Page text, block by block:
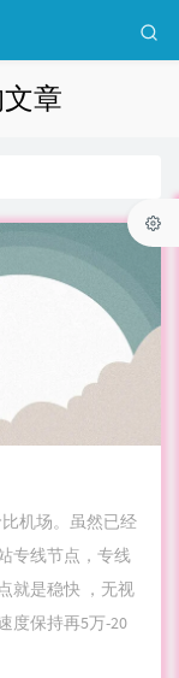
章
比机场。虽然已经
专线节点，专线
就是稳快 ，无视
度保持再5万-20